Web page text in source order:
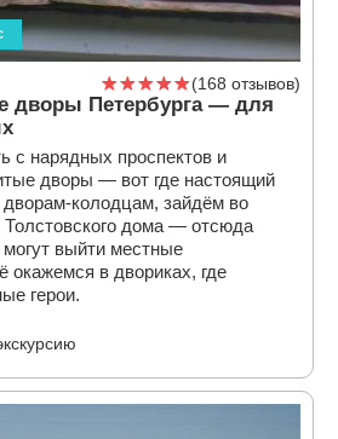
168 отзывов
дворы Петербурга — для
с нарядных проспектов и
дворы — вот где настоящий
колодцам, зайдём во
Толстовского дома — отсюда
могут выйти местные
окажемся в двориках, где
герои.